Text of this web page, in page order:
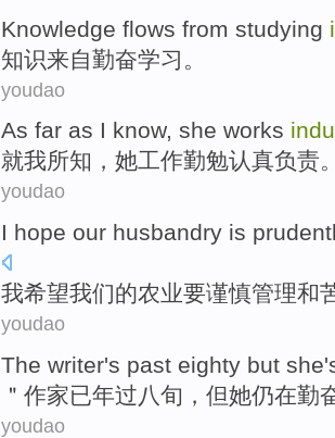
Knowledge flows from studying
知识来自勤奋学习 。
youdao
As far as I know, she works
就我所知 ， 她工作勤勉认真负责
youdao
I hope our husbandry is
我希望我们的农业要谨慎管理和
youdao
The writer's past eighty but she
＂ 作家已年过八旬， 但她仍在勤
youdao